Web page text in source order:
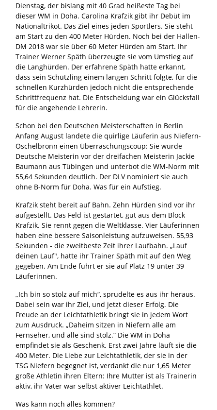
Dienstag, der bislang mit 40 Grad heißeste Tag bei
dieser WM in Doha. Carolina Krafzik gibt ihr Debüt im
Nationaltrikot. Das Ziel eines jeden Sportlers. Sie steht
am Start zu den 400 Meter Hürden. Noch bei der Hallen-
DM 2018 war sie über 60 Meter Hürden am Start. Ihr
Trainer Werner Späth überzeugte sie vom Umstieg auf
die Langhürden. Der erfahrene Späth hatte erkannt,
dass sein Schützling einem langen Schritt folgte, für die
schnellen Kurzhürden jedoch nicht die entsprechende
Schrittfrequenz hat. Die Entscheidung war ein Glücksfall
für die angehende Lehrerin.
Schon bei den Deutschen Meisterschaften in Berlin
Anfang August landete die quirlige Läuferin aus Niefern-
Öschelbronn einen Überraschungscoup: Sie wurde
Deutsche Meisterin vor der dreifachen Meisterin Jackie
Baumann aus Tübingen und unterbot die WM-Norm mit
55,64 Sekunden deutlich. Der DLV nominiert sie auch
ohne B-Norm für Doha. Was für ein Aufstieg.
Krafzik steht bereit auf Bahn. Zehn Hürden sind vor ihr
aufgestellt. Das Feld ist gestartet, gut aus dem Block
Krafzik. Sie rennt gegen die Weltklasse. Vier Läuferinnen
haben eine bessere Saisonleistung aufzuweisen. 55,93
Sekunden - die zweitbeste Zeit ihrer Laufbahn. „Lauf
deinen Lauf", hatte ihr Trainer Späth mit auf den Weg
gegeben. Am Ende führt er sie auf Platz 19 unter 39
Läuferinnen.
„Ich bin so stolz auf mich“, sprudelte es aus ihr heraus.
Dabei sein war ihr Ziel, und jetzt dieser Erfolg. Die
Freude an der Leichtathletik bringt sie in jedem Wort
zum Ausdruck. „Daheim sitzen in Niefern alle am
Fernseher, und alle sind stolz.“ Die WM in Doha
empfindet sie als Geschenk. Erst zwei Jahre läuft sie die
400 Meter. Die Liebe zur Leichtathletik, der sie in der
TSG Niefern begegnet ist, verdankt die nur 1,65 Meter
große Athletin ihren Eltern: Ihre Mutter ist als Trainerin
aktiv, ihr Vater war selbst aktiver Leichtathlet.
Was kann noch alles kommen?